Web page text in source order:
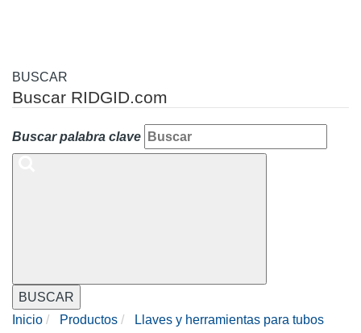
BUSCAR
Buscar RIDGID.com
Buscar palabra clave
BUSCAR
Inicio
Productos
Llaves y herramientas para tubos